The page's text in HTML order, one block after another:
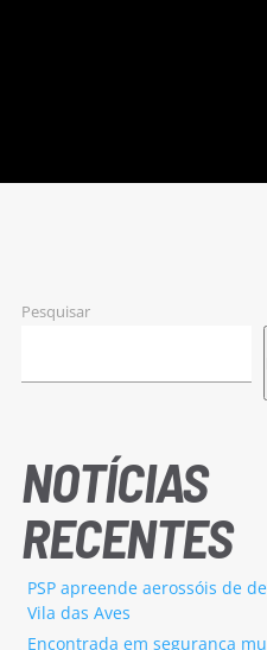
Pesquisar
NOTÍCIAS
RECENTES
PSP apreende aerossóis de
Vila das Aves
Encontrada em segurança